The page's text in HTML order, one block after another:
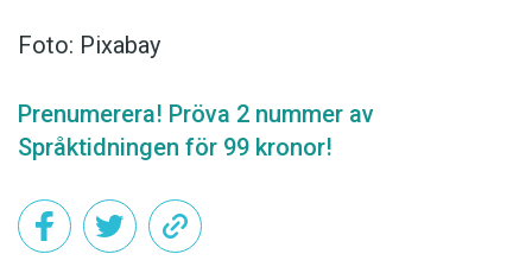
Foto: Pixabay
Prenumerera! Pröva 2 nummer av
Språktidningen för 99 kronor!